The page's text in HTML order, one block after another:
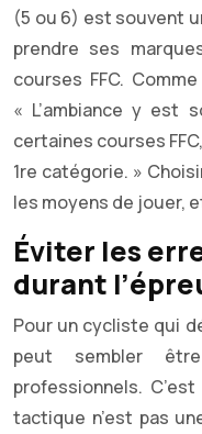
(5 ou 6) est souvent
prendre ses
courses FFC.
« L’ambiance y est
certaines courses
1re catégorie. »
les moyens de jouer,
Éviter les
durant
Pour un cycliste qui
peut sembler
professionnels.
tactique n’est pas